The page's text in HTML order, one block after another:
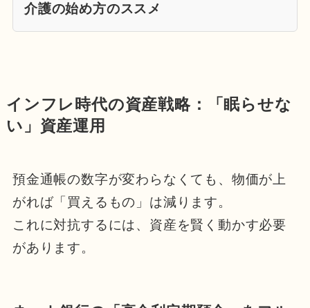
介護の始め方のススメ
インフレ時代の資産戦略：「眠らせな
い」資産運用
預金通帳の数字が変わらなくても、物価が上
がれば「買えるもの」は減ります。
これに対抗するには、資産を賢く動かす必要
があります。